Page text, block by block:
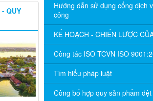
Hướng dẫn sử dụng cổng dịch
công
KẾ HOẠCH - CHIẾN LƯỢC
Công tác ISO TCVN ISO
Tìm hiểu pháp luật
Công bố hợp quy sản phẩm
QUY